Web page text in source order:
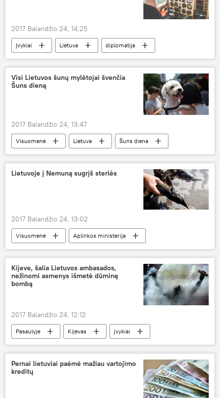
2017 Balandžio 24, 14:25
Įvykiai Lietuva
diplomatija
oro erdvės pažeidimas
diplomatinė nota
Visi Lietuvos šunų mylėtojai švenčia
Šuns dieną
2017 Balandžio 24, 13:47
Visuomenė Lietuva
Šuns diena
šunų mylėtojai
Lietuvoje į Nemuną sugrįš sterlės
2017 Balandžio 24, 13:02
Visuomenė
Aplinkos ministerija
žvejyba
sterlė
Kijeve, šalia Lietuvos ambasados,
nežinomi asmenys išmetė dūminę
bombą
2017 Balandžio 24, 12:12
Pasaulyje Kijevas
įvykiai
Lietuvos ambasada
dūmų bomba
Pernai lietuviai paėmė mažiau vartojimo
kreditų